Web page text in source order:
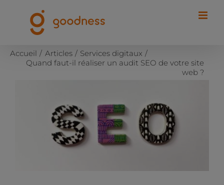
contenu
Accueil Articles
Services digitaux
Quand faut-il réaliser un audit SEO de votre site
web ?